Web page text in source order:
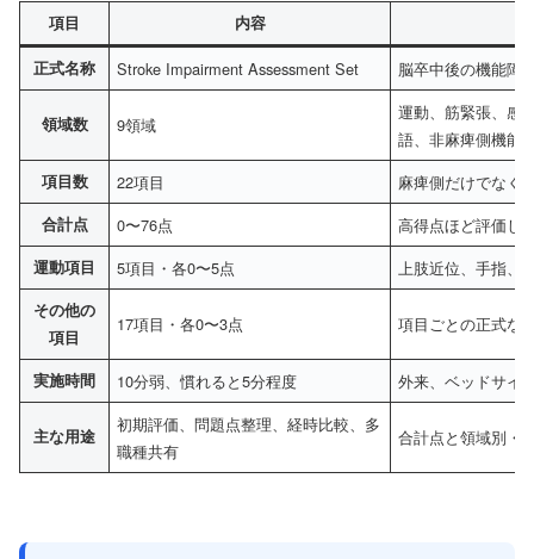
項目 内容
正式名称 Stroke Impairment Assessment Set 脳卒中後の機能障
領域数 9領域
運動、筋緊張、感
語、非麻痺側機能
項目数 22項目 麻痺側だけでなく
合計点 0〜76点 高得点ほど評価し
運動項目 5項目・各0〜5点 上肢近位、手指、
その他の
項目
17項目・各0〜3点 項目ごとの正式な
実施時間 10分弱、慣れると5分程度 外来、ベッドサイ
主な用途
初期評価、問題点整理、経時比較、多
職種共有
合計点と領域別・